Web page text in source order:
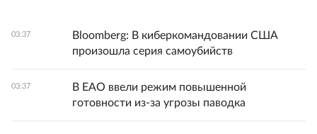
03:37
Bloomberg: В киберкомандовании США
произошла серия самоубийств
03:37
В ЕАО ввели режим повышенной
готовности из-за угрозы паводка